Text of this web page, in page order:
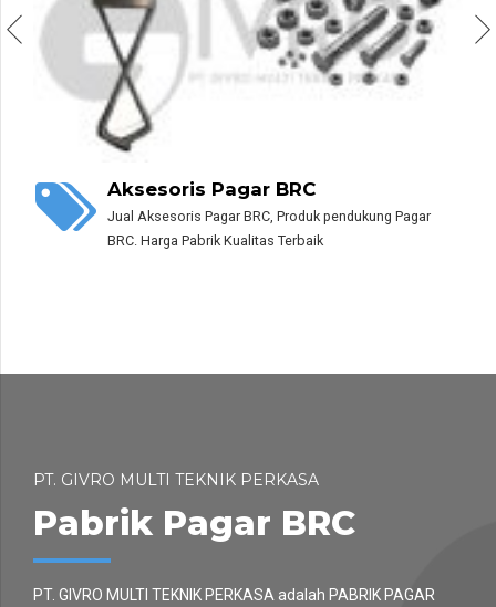
Aksesoris Pagar BRC
Jual Aksesoris Pagar BRC, Produk pendukung Pagar
BRC. Harga Pabrik Kualitas Terbaik
PT. GIVRO MULTI TEKNIK PERKASA
Pabrik Pagar BRC
PT. GIVRO MULTI TEKNIK PERKASA adalah PABRIK PAGAR